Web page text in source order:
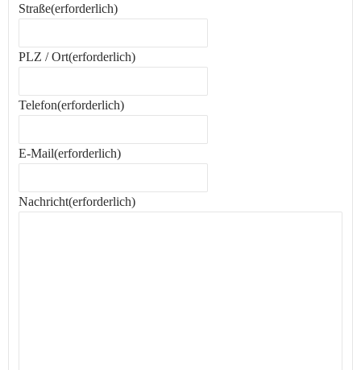
Straße(erforderlich)
PLZ / Ort(erforderlich)
Telefon(erforderlich)
E-Mail(erforderlich)
Nachricht(erforderlich)